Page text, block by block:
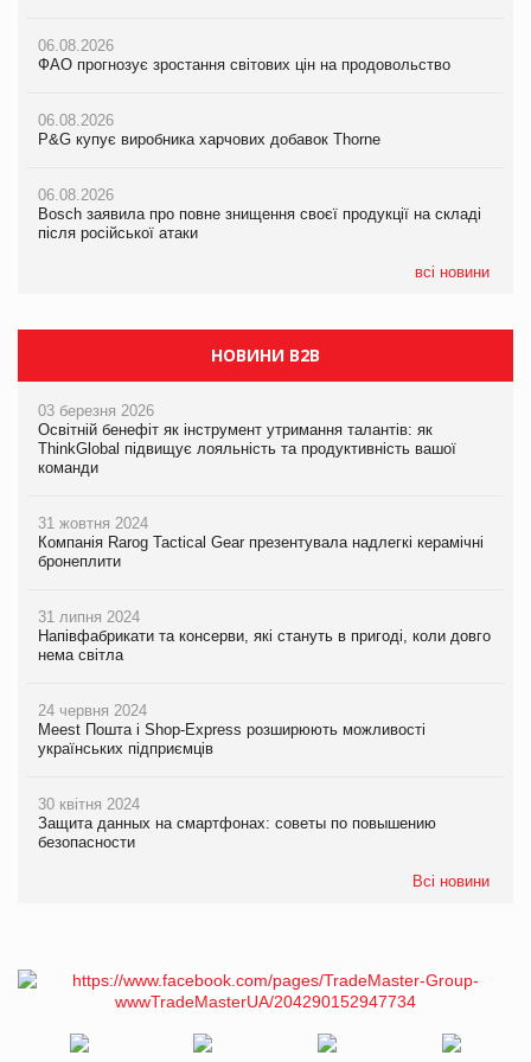
06.08.2026
ФАО прогнозує зростання світових цін на продовольство
06.08.2026
P&G купує виробника харчових добавок Thorne
06.08.2026
Bosch заявила про повне знищення своєї продукції на складі
після російської атаки
всі новини
05.08.2026
новинки від ТМ ТОКЕРИ
Сергій Лісунов про заморожені хлібобулочні вироби на
06.08.2026
ФАО прогнозує зростання світових цін на продовольство
06.08.2026
P&G купує виробника харчових добавок Thorne
06.08.2026
Bosch заявила про повне знищення своєї продукції на складі
після російської атаки
НОВИНИ B2B
03 березня 2026
Освітній бенефіт як інструмент утримання талантів: як
ThinkGlobal підвищує лояльність та продуктивність вашої
команди
31 жовтня 2024
Компанія Rarog Tactical Gear презентувала надлегкі керамічні
бронеплити
31 липня 2024
Напівфабрикати та консерви, які стануть в пригоді, коли довго
нема світла
24 червня 2024
Meest Пошта і Shop-Express розширюють можливості
українських підприємців
30 квітня 2024
Защита данных на смартфонах: советы по повышению
безопасности
Всі новини